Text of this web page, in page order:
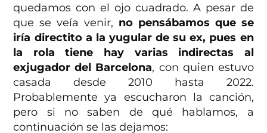
quedamos con el ojo cuadrado. A pesar de
que se veía venir, no pensábamos que se
iría directito a la yugular de su ex, pues en
la rola tiene hay varias indirectas al
exjugador del Barcelona, con quien estuvo
casada desde 2010 hasta 2022.
Probablemente ya escucharon la canción,
pero si no saben de qué hablamos, a
continuación se las dejamos: